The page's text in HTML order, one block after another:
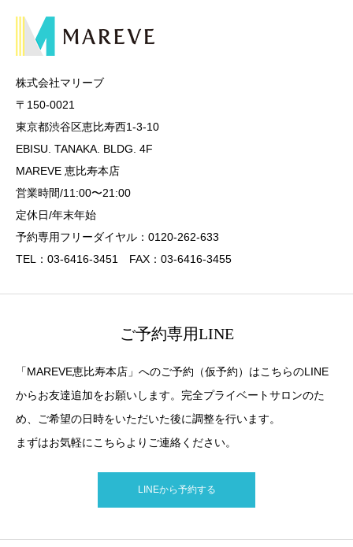
株式会社マリーブ
〒150-0021
東京都渋谷区恵比寿西1-3-10
EBISU. TANAKA. BLDG. 4F
MAREVE 恵比寿本店
営業時間/11:00〜21:00
定休日/年末年始
予約専用フリーダイヤル：0120-262-633
TEL：03-6416-3451 FAX：03-6416-3455
ご予約専用LINE
「MAREVE恵比寿本店」へのご予約（仮予約）はこちらのLINE
からお友達追加をお願いします。完全プライベートサロンのた
め、ご希望の日時をいただいた後に調整を行います。
まずはお気軽にこちらよりご連絡ください。
LINEから予約する